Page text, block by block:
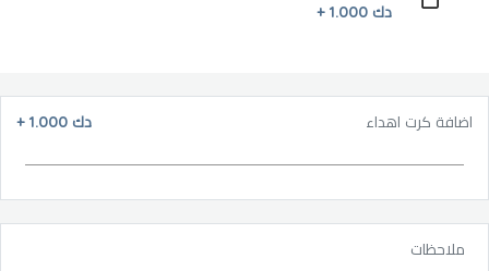
دك 1.000 +
اضافة كرت اهداء + دك 1.000
ملاحظات